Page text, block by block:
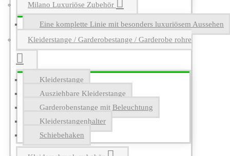
Milano Luxuriöse Zubehör
Eine komplette Linie mit besonders luxuriösem Aussehen
Kleiderstange / Garderobestange / Garderobe rohre
Kleiderstange
Ausziehbare Kleiderstange
Garderobenstange mit Beleuchtung
Kleiderstangenhalter
Schiebehaken